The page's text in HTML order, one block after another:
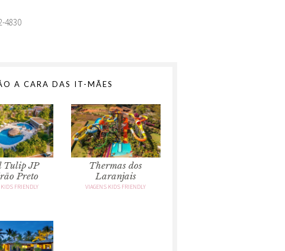
4830
A CARA DAS IT-MÃES
Tulip JP
Preto
FRIENDLY
Thermas dos
Laranjais
VIAGENS KIDS FRIENDLY